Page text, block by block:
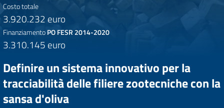
Costo totale
3.920.232 euro
FinanziamentoPO FESR 2014-2020
3.310.145 euro
Definire un sistema innovativo per la
tracciabilità delle filiere zootecniche con la
sansa d'oliva